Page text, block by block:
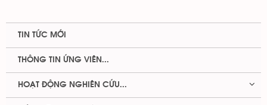
TIN TỨC MỚI
THÔNG TIN ỨNG VIÊN...
HOẠT ĐỘNG NGHIÊN CỨU...